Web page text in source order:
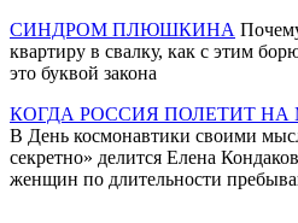
СИНДРОМ ПЛЮШКИНА
квартиру в свалку, как с этим
это буквой закона
КОГДА РОССИЯ ПОЛЕТИТ НА
В День космонавтики своими
секретно» делится Елена
женщин по длительности